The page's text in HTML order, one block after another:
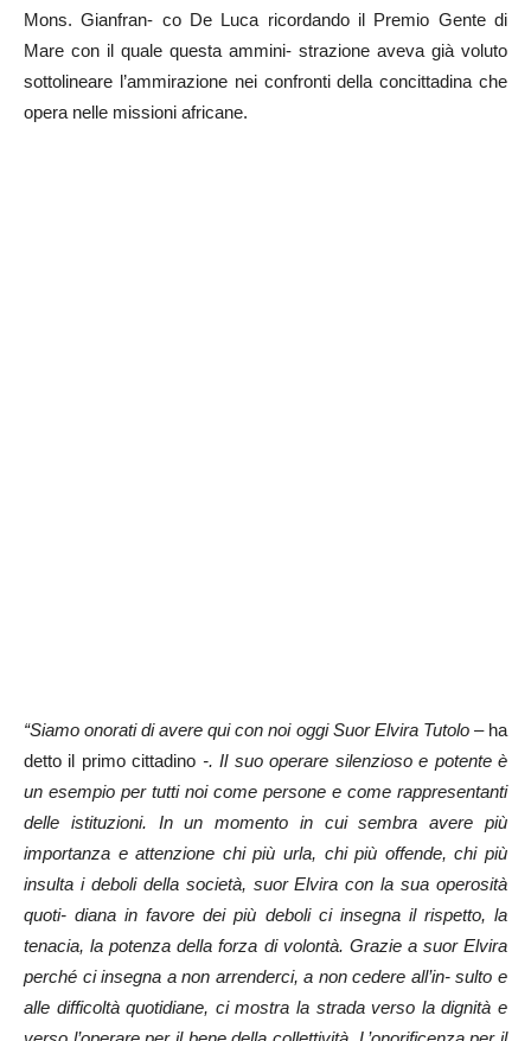
Mons. Gianfran- co De Luca ricordando il Premio Gente di
Mare con il quale questa ammini- strazione aveva già voluto
sottolineare l’ammirazione nei confronti della concittadina che
opera nelle missioni africane.
“Siamo onorati di avere qui con noi oggi Suor Elvira Tutolo – ha
detto il primo cittadino -. Il suo operare silenzioso e potente è
un esempio per tutti noi come persone e come rappresentanti
delle istituzioni. In un momento in cui sembra avere più
importanza e attenzione chi più urla, chi più offende, chi più
insulta i deboli della società, suor Elvira con la sua operosità
quoti- diana in favore dei più deboli ci insegna il rispetto, la
tenacia, la potenza della forza di volontà. Grazie a suor Elvira
perché ci insegna a non arrenderci, a non cedere all’in- sulto e
alle difficoltà quotidiane, ci mostra la strada verso la dignità e